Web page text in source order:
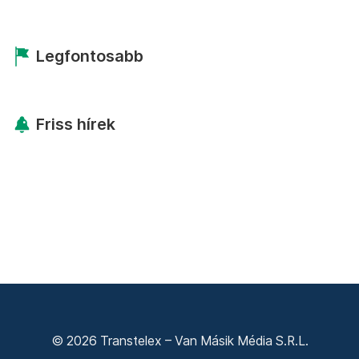
Legfontosabb
Friss hírek
© 2026 Transtelex – Van Másik Média S.R.L.